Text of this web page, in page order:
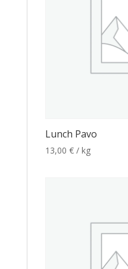
Lunch Pavo
13,00 € / kg